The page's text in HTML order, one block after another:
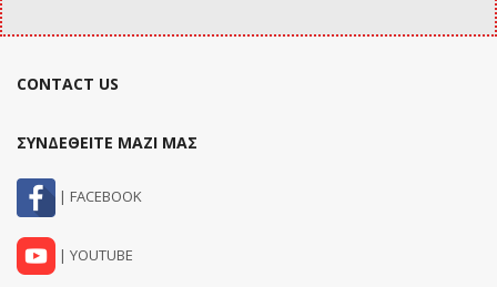
CONTACT US
ΣΥΝΔΕΘΕΙΤΕ ΜΑΖΙ ΜΑΣ
| FACEBOOK
| YOUTUBE